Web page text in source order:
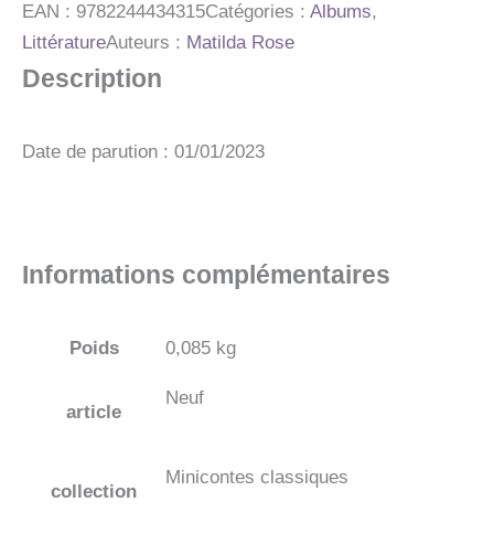
EAN : 9782244434315Catégories : Albums,
LittératureAuteurs : Matilda Rose
Description
Date de parution : 01/01/2023
Informations complémentaires
Poids 0,085 kg
article
Neuf
collection
Minicontes classiques